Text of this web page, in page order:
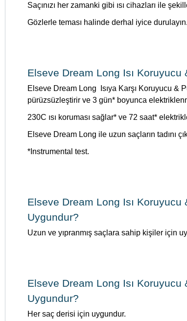
Saçınızı her zamanki gibi ısı cihazları ile
Gözlerle teması halinde derhal iyice durulayın.
Elseve Dream Long Isı
Elseve Dream Long Isıya Karşı Koruyucu &
pürüzsüzleştirir ve 3 gün* boyunca
230C ısı koruması sağlar* ve 72 saat*
Elseve Dream Long ile uzun saçların tadını
*Instrumental test.
Elseve Dream Long Isı
Uygundur?
Uzun ve yıpranmış saçlara sahip kişiler için
Elseve Dream Long Isı
Uygundur?
Her saç derisi için uygundur.